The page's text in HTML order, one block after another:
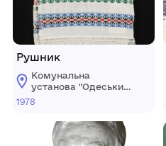
Рушник
Комунальна
установа "Одеський
національний
1978